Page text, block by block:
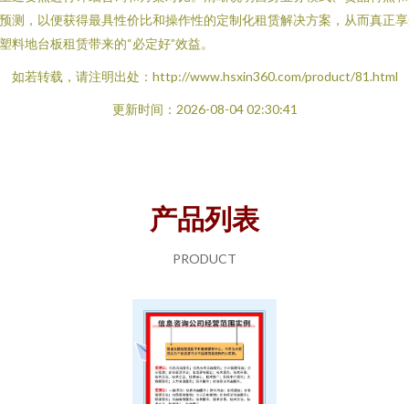
测，以便获得最具性价比和操作性的定制化租赁解决方案，从而真正
料地台板租赁带来的“必定好”效益。
如若转载，请注明出处：http://www.hsxin360.com/product/81.html
更新时间：2026-08-04 02:30:41
产品列表
PRODUCT